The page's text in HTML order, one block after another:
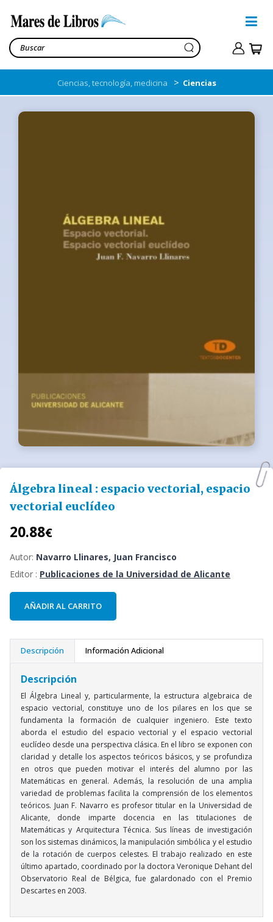
Ciencias, tecnología, medicina > Ciencias
Álgebra lineal : espacio vectorial, espacio
vectorial euclídeo
20.88€
Autor: Navarro Llinares, Juan Francisco
Editor : Publicaciones de la Universidad de Alicante
AÑADIR AL CARRITO
Descripción Información Adicional
Descripción
El Álgebra Lineal y, particularmente, la estructura algebraica de
espacio vectorial, constituye uno de los pilares en los que se
fundamenta la formación de cualquier ingeniero. Este texto
aborda el estudio del espacio vectorial y el espacio vectorial
euclídeo desde una perspectiva clásica. En el libro se exponen con
claridad y detalle los aspectos teóricos básicos, y se profundiza
en otros que pueden motivar el interés del alumno por las
Matemáticas en general. Además, la resolución de una amplia
variedad de problemas facilita la comprensión de los elementos
teóricos. Juan F. Navarro es profesor titular en la Universidad de
Alicante, donde imparte docencia en las titulaciones de
Matemáticas y Arquitectura Técnica. Sus líneas de investigación
son los sistemas dinámicos, la manipulación simbólica y el estudio
de la rotación de cuerpos celestes. El trabajo realizado en este
último apartado, coordinado por la doctora Veronique Dehant del
Observatorio Real de Bélgica, fue galardonado con el Premio
Descartes en 2003.